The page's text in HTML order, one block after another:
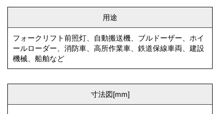
用途
フォークリフト前照灯、自動搬送機、ブルドーザー、ホイ
ールローダー、消防車、高所作業車、鉄道保線車両、建設
機械、船舶など
寸法図[mm]